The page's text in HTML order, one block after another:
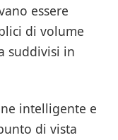
essere
di volume
suddivisi in
intelligente e
di vista